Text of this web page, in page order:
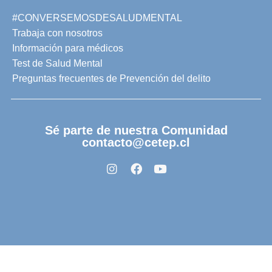
#CONVERSEMOSDESALUDMENTAL
Trabaja con nosotros
Información para médicos
Test de Salud Mental
Preguntas frecuentes de Prevención del delito
Sé parte de nuestra Comunidad
contacto@cetep.cl